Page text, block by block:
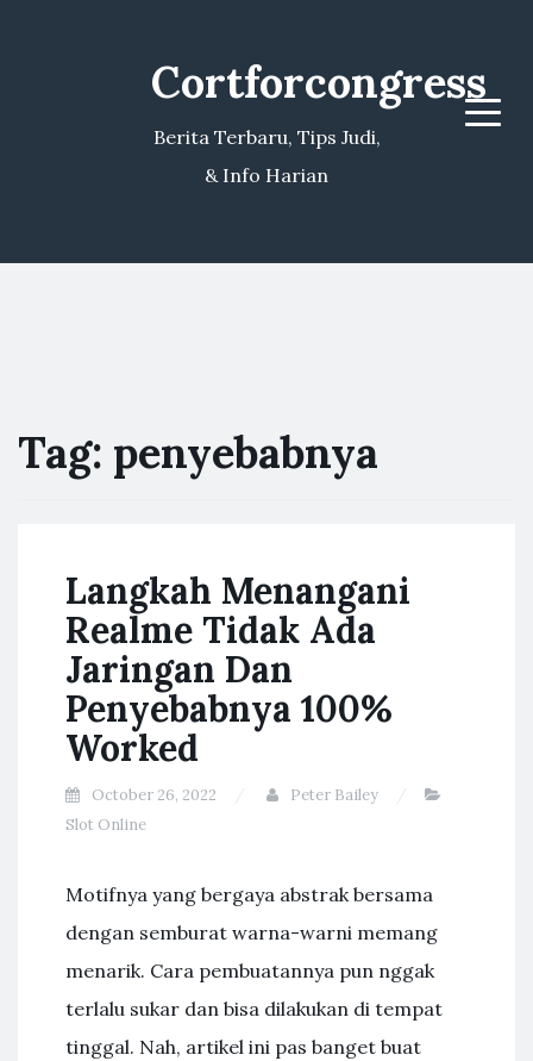
Cortforcongress
Berita Terbaru, Tips Judi,
& Info Harian
Menu
Tag: penyebabnya
Langkah Menangani
Realme Tidak Ada
Jaringan Dan
Penyebabnya 100%
Worked
October 26, 2022
Peter Bailey
Slot Online
Motifnya yang bergaya abstrak bersama
dengan semburat warna-warni memang
menarik. Cara pembuatannya pun nggak
terlalu sukar dan bisa dilakukan di tempat
tinggal. Nah, artikel ini pas banget buat